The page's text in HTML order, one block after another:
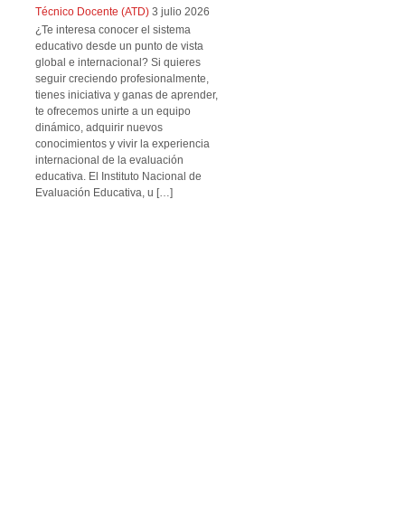
Técnico Docente (ATD) 3 julio 2026
¿Te interesa conocer el sistema
educativo desde un punto de vista
global e internacional? Si quieres
seguir creciendo profesionalmente,
tienes iniciativa y ganas de aprender,
te ofrecemos unirte a un equipo
dinámico, adquirir nuevos
conocimientos y vivir la experiencia
internacional de la evaluación
educativa. El Instituto Nacional de
Evaluación Educativa, u […]